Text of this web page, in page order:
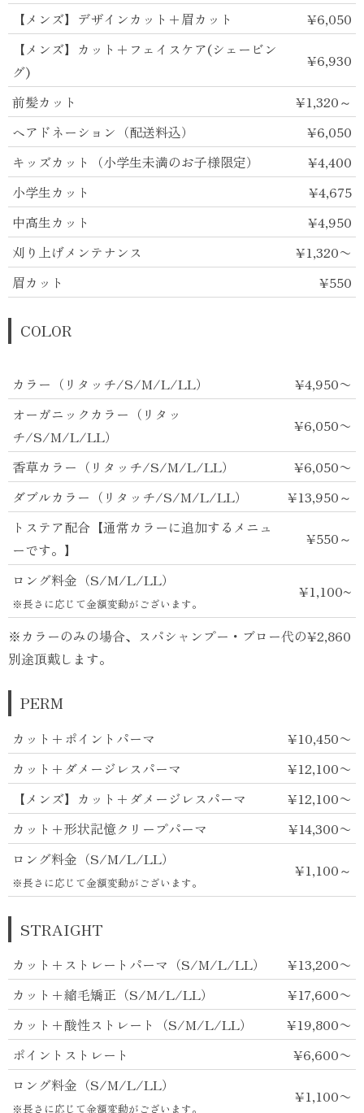
【メンズ】デザインカット＋眉カット
¥6,050
【メンズ】カット＋フェイスケア(シェービン
グ)
¥6,930
前髪カット
¥1,320～
ヘアドネーション（配送料込）
¥6,050
キッズカット（小学生未満のお子様限定）
¥4,400
小学生カット
¥4,675
中高生カット
¥4,950
刈り上げメンテナンス
¥1,320〜
眉カット
¥550
COLOR
カラー（リタッチ/S/M/L/LL）
¥4,950〜
オーガニックカラー（リタッ
チ/S/M/L/LL）
¥6,050〜
香草カラー（リタッチ/S/M/L/LL）
¥6,050〜
ダブルカラー（リタッチ/S/M/L/LL）
¥13,950～
トステア配合【通常カラーに追加するメニュ
ーです。】
¥550～
ロング料金（S/M/L/LL）
※長さに応じて金額変動がございます。
¥1,100~
※カラーのみの場合、スパシャンプー・ブロー代の¥2,860
別途頂戴します。
PERM
カット＋ポイントパーマ
¥10,450〜
カット＋ダメージレスパーマ
¥12,100〜
【メンズ】カット＋ダメージレスパーマ
¥12,100〜
カット＋形状記憶クリープパーマ
¥14,300〜
ロング料金（S/M/L/LL）
※長さに応じて金額変動がございます。
¥1,100～
STRAIGHT
カット＋ストレートパーマ（S/M/L/LL）
¥13,200〜
カット＋縮毛矯正（S/M/L/LL）
¥17,600〜
カット＋酸性ストレート（S/M/L/LL）
¥19,800〜
ポイントストレート
¥6,600〜
ロング料金（S/M/L/LL）
※長さに応じて金額変動がございます。
¥1,100〜